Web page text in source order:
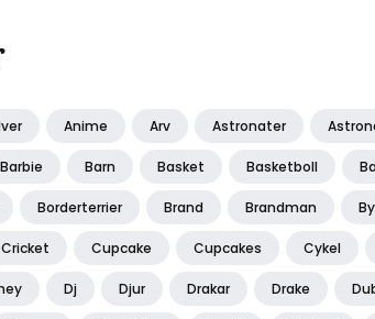
Anime Arv Astronater
Barbie Barn Basket Basketboll
Borderterrier Brand Brandman
Cricket Cupcake Cupcakes Cykel
Dj Djur Drakar Drake